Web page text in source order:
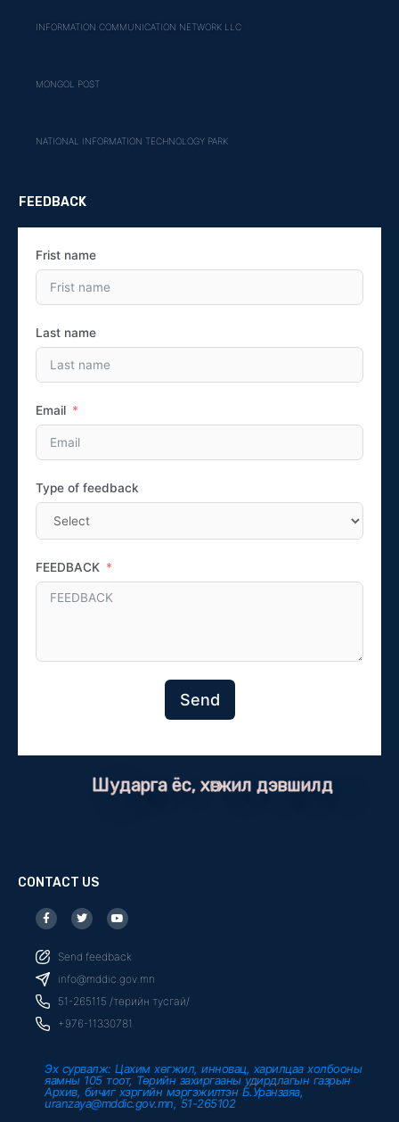
INFORMATION COMMUNICATION NETWORK LLC
MONGOL POST
NATIONAL INFORMATION TECHNOLOGY PARK
FEEDBACK
Frist name
Last name
Email
Type of feedback
FEEDBACK
Send
Шударга ёс, хөгжил дэвшилд
CONTACT US
F
a
c
b
o
o
k
f
T
w
i
t
r
Y
o
u
u
e
Send feedback
info@mddic.gov.mn
51-265115 /төрийн тусгай/
+976-11330781
Эх сурвалж: Цахим хөгжил, инновац, харилцаа холбооны
яамны 105 тоот, Төрийн захиргааны удирдлагын газрын
Архив, бичиг хэргийн мэргэжилтэн Б.Уранзаяа,
uranzaya@mddic.gov.mn, 51-265102